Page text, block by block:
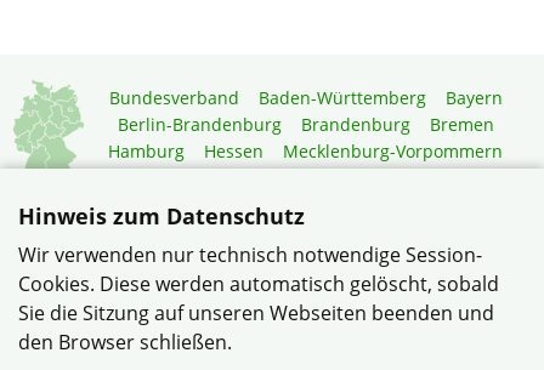
Bundesverband Baden-Württemberg
Bayern
Berlin-Brandenburg
Brandenburg
Bremen
Hamburg
Hessen
Mecklenburg-Vorpommern
Rheinland-Pfalz
Sachsen-Anhalt
Schleswig-Holstein
Mitgliedermagazin
Gartenberatung
© Siedlergemeinschaft Völklingen-Heidstock im Verband
Hinweis zum Datenschutz
Wir verwenden nur technisch notwendige Session-
Cookies. Diese werden automatisch gelöscht, sobald
Sie die Sitzung auf unseren Webseiten beenden und
den Browser schließen.